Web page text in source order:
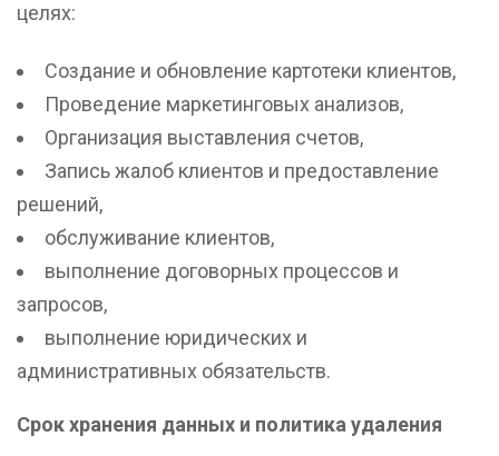
целях:
Создание и обновление картотеки клиентов,
Проведение маркетинговых анализов,
Организация выставления счетов,
Запись жалоб клиентов и предоставление
решений,
обслуживание клиентов,
выполнение договорных процессов и
запросов,
выполнение юридических и
административных обязательств.
Срок хранения данных и политика удаления